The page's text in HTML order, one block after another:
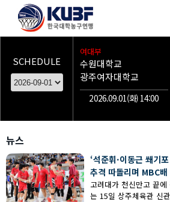
SCHEDULE
여대부
수원대학교
광주여자대학교
2026.09.01(화) 14:00
뉴스
‘석준휘·이동근 쐐기
추격 따돌리며 MBC
고려대가 천신만고 끝
는 15일 상주체육관 신